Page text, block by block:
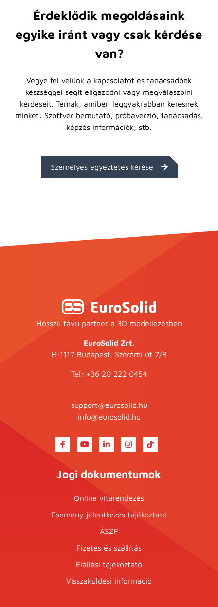
Érdeklődik megoldásaink
egyike iránt vagy csak kérdése
van?
Vegye fel velünk a kapcsolatot és tanácsadónk
készséggel segít eligazodni vagy megválaszolni
kérdéseit. Témák, amiben leggyakrabban keresnek
minket: Szoftver bemutató, próbaverzió, tanácsadás,
képzés információk, stb.
Személyes egyeztetés kérése
Hosszú távú partner a 3D modellezésben
EuroSolid Zrt.
H-1117 Budapest, Szerémi út 7/B
Tel: +36 20 222 0454
support@eurosolid.hu
info@eurosolid.hu
Jogi dokumentumok
Online vitarendezés
Esemény jelentkezés tájékoztató
ÁSZF
Fizetés és szállítás
Elállási tájékoztató
Visszaküldési információ